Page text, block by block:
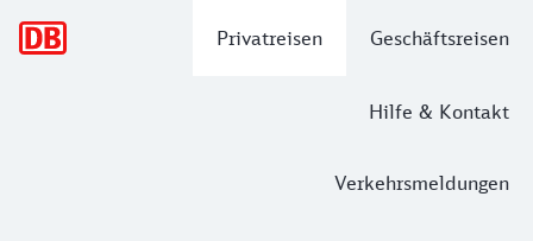
Privatreisen Geschäftsreisen
Hilfe & Kontakt
Verkehrsmeldungen